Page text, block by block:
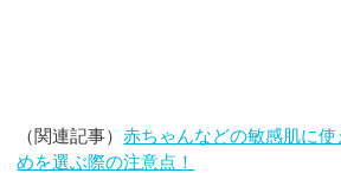
（関連記事）赤ちゃんなどの敏感肌に
めを選ぶ際の注意点！